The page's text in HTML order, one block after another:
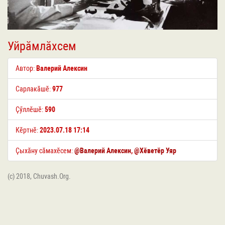
Уйрӑмлӑхсем
Автор: Валерий Алексин
Сарлакӑшӗ:977
Ҫӳллӗшӗ:590
Кӗртнӗ:2023.07.18 17:14
Ҫыхӑну сӑмахӗсем:@Валерий Алексин,@Хӗветӗр Уяр
(c) 2018, Chuvash.Org.